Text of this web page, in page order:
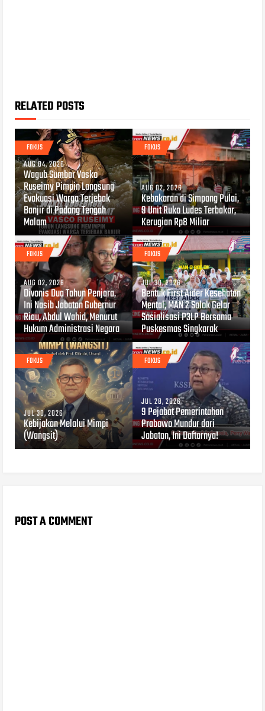
RELATED POSTS
FOKUS
AUG 04, 2026
Wagub Sumbar Vasko
Ruseimy Pimpin Langsung
Evakuasi Warga Terjebak
Banjir di Padang Tengah
Malam
FOKUS
AUG 02, 2026
Kebakaran di Simpang Pulai,
9 Unit Ruko Ludes Terbakar,
Kerugian Rp8 Miliar
FOKUS
AUG 02, 2026
Divonis Dua Tahun Penjara,
Ini Nasib Jabatan Gubernur
Riau, Abdul Wahid, Menurut
Hukum Administrasi Negara
FOKUS
JUL 30, 2026
Bentuk First Aider Kesehatan
Mental, MAN 2 Solok Gelar
Sosialisasi P3LP Bersama
Puskesmas Singkarak
FOKUS
JUL 30, 2026
Kebijakan Melalui Mimpi
(Wangsit)
FOKUS
JUL 28, 2026
9 Pejabat Pemerintahan
Prabowo Mundur dari
Jabatan, Ini Daftarnya!
POST A COMMENT